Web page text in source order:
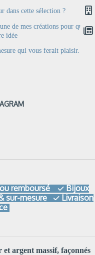
dans cette sélection ?
de mes créations pour qu’elle
idée
qui vous ferait plaisir.
remboursé  Bijoux
sur-mesure  Livraison
argent massif, façonnés